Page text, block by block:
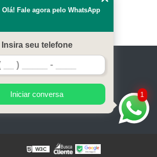
184 do Código Penal –
Serviços Contato Mapa do site
1
Olá! Fale agora pelo WhatsApp
Insira seu telefone
Iniciar conversa
W3C